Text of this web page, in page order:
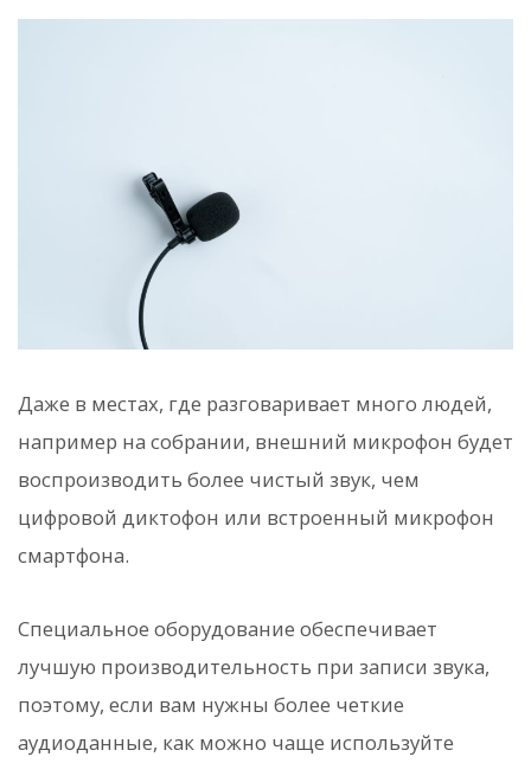
Даже в местах, где разговаривает много людей,
например на собрании, внешний микрофон будет
воспроизводить более чистый звук, чем
цифровой диктофон или встроенный микрофон
смартфона.
Специальное оборудование обеспечивает
лучшую производительность при записи звука,
поэтому, если вам нужны более четкие
аудиоданные, как можно чаще используйте